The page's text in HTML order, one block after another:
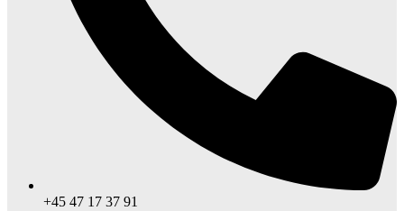
+45 47 17 37 91